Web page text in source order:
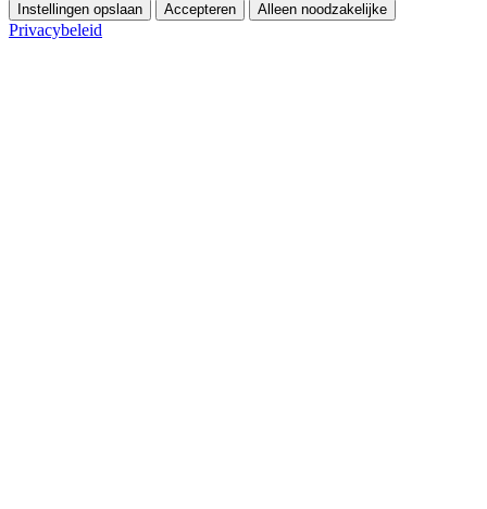
Instellingen opslaan Accepteren Alleen noodzakelijke
Privacybeleid